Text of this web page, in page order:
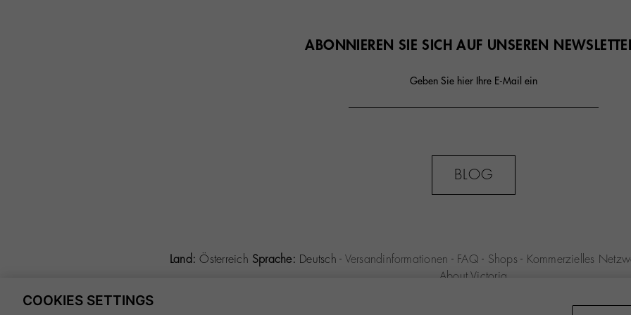
ABONNIEREN SIE SICH AUF UNSEREN
Geben Sie hier Ihre E-Mail ein
BLOG
Land: Österreich Sprache: Deutsch- Versandinformationen - FAQ - Shops - Kommerzielles
About Victoria
Datenschutz-
COOKIES SETTINGS